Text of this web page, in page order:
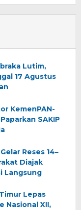
Lutim,
17 Agustus
KemenPAN-
SAKIP
Reses 14–
Diajak
Langsung
Lepas
Nasional XII,